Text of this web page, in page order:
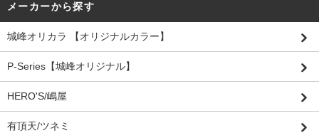
メーカーから探す
城峰オリカラ 【オリジナルカラー】
P-Series【城峰オリジナル】
HERO'S/嶋屋
有頂天/ツネミ